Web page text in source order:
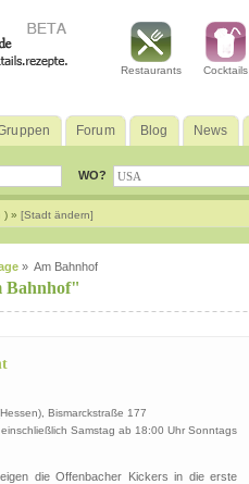
Restaurants Cocktails
Forum Blog News
WO?
) » [Stadt ändern]
» Am Bahnhof
Bahnhof"
Bismarckstraße 177
Samstag ab 18:00 Uhr Sonntags
die Offenbacher Kickers in die erste